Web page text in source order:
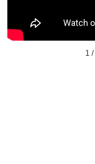
1 /